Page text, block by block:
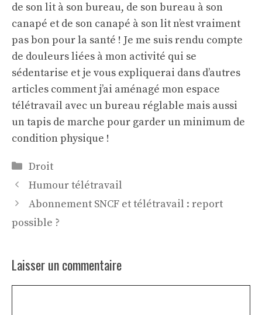
de son lit à son bureau, de son bureau à son
canapé et de son canapé à son lit n’est vraiment
pas bon pour la santé ! Je me suis rendu compte
de douleurs liées à mon activité qui se
sédentarise et je vous expliquerai dans d’autres
articles comment j’ai aménagé mon espace
télétravail avec un bureau réglable mais aussi
un tapis de marche pour garder un minimum de
condition physique !
Catégories
Droit
Humour télétravail
Abonnement SNCF et télétravail : report
possible ?
Laisser un commentaire